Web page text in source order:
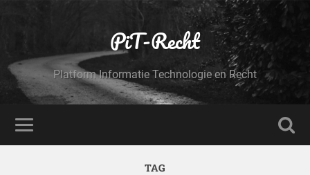
PiT-Recht
Platform Informatie Technologie en Recht
TAG